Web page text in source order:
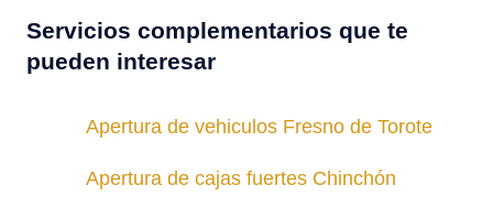
Servicios complementarios que te
pueden interesar
Apertura de vehiculos Fresno de Torote
Apertura de cajas fuertes Chinchón